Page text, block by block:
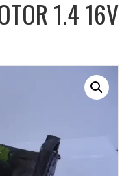
1.4 16V